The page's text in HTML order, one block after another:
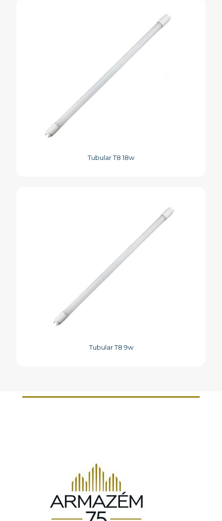
Tubular T8 18w
Tubular T8 9w